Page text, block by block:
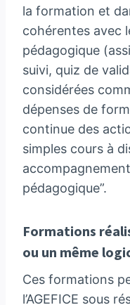
la formation et
cohérentes avec
pédagogique
suivi, quiz de
considérées
dépenses de
continue des
simples cours à
pédagogique”.
Formations
ou un même
Ces formations
l’AGEFICE sous